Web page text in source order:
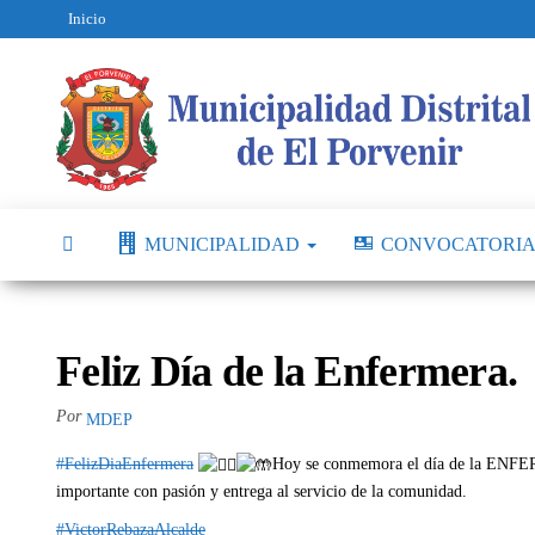
Inicio
MUNICIPALIDAD
Feliz Día de la Enfermera.
Por MDEP
#FelizDiaEnfermera
Hoy se conmemora el día de la
importante con pasión y entrega al servicio de la comunidad.
#VictorRebazaAlcalde